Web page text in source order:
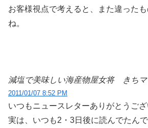
お客様視点で考えると、また違った
ね。
減塩で美味しい海産物屋女将 きち
2011/01/07 8:52 PM
いつもニュースレターありがとうご
実は、いつも2・3日後に読んでたん